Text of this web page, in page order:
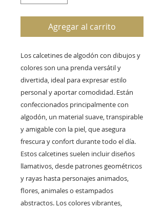
Agregar al carrito
Los calcetines de algodón con dibujos y
colores son una prenda versátil y
divertida, ideal para expresar estilo
personal y aportar comodidad. Están
confeccionados principalmente con
algodón, un material suave, transpirable
y amigable con la piel, que asegura
frescura y confort durante todo el día.
Estos calcetines suelen incluir diseños
llamativos, desde patrones geométricos
y rayas hasta personajes animados,
flores, animales o estampados
abstractos. Los colores vibrantes,